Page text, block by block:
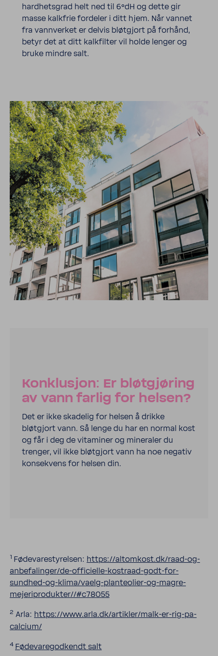
hardhetsgrad helt ned til 6°dH og dette gir
masse kalkfrie fordeler i ditt hjem. Når vannet
fra vannverket er delvis bløtgjort på forhånd,
betyr det at ditt kalkfilter vil holde lenger og
bruke mindre salt.
Konklu­sjon: Er bløtgjøring
av vann farlig for helsen?
Det er ikke skadelig for helsen å drikke
bløtgjort vann. Så lenge du har en normal kost
og får i deg de vitaminer og mineraler du
trenger, vil ikke bløtgjort vann ha noe negativ
konsekvens for helsen din.
1 Føde­va­re­sty­relsen: https://altom­kost.dk/raad-​og-
anbefalinger/de-​officielle-kostraad-godt-for-
sundhed-og-klima/vaelg-​planteolier-og-magre-
mejeriprodukter//#c78055
2 Arla: https://www.arla.dk/artikler/malk-​er-rig-pa-
calcium/
4 Føde­va­re­god­kendt salt